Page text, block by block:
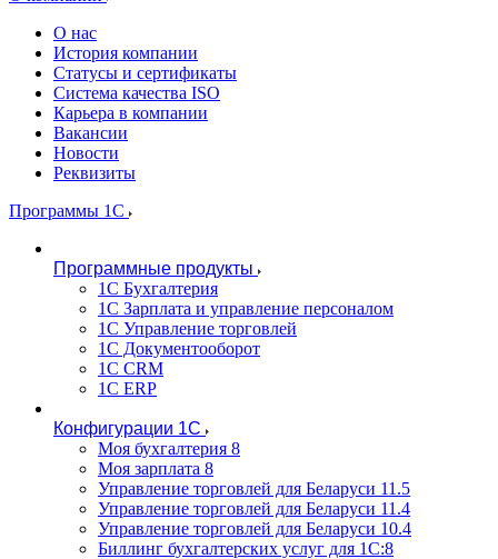
О нас
История компании
Статусы и сертификаты
Система качества ISO
Карьера в компании
Вакансии
Новости
Реквизиты
Программы 1С
Программные продукты
1С Бухгалтерия
1С Зарплата и управление персоналом
1С Управление торговлей
1С Документооборот
1С CRM
1С ERP
Конфигурации 1С
Моя бухгалтерия 8
Моя зарплата 8
Управление торговлей для Беларуси 11.5
Управление торговлей для Беларуси 11.4
Управление торговлей для Беларуси 10.4
Биллинг бухгалтерских услуг для 1С:8